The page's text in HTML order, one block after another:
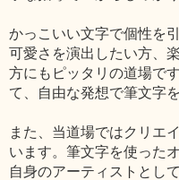
かっこいい文字で個性を
可愛さを演出したい方、
方にもピッタリの道場で
て、自由な発想で筆文字
また、当道場ではクリエ
います。筆文字を使った
自身のアーティストとし